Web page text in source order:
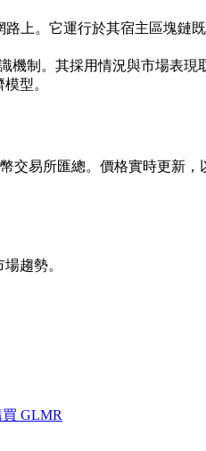
上。它運行於其宿主區塊
制。其採用情況與市場表現
型。
交易所匯總。價格實時更新，
趨勢。
GLMR